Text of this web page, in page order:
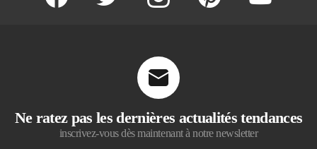
Ne ratez pas les dernières actualités tendances
inscrivez-vous dès maintenant à notre newsletter